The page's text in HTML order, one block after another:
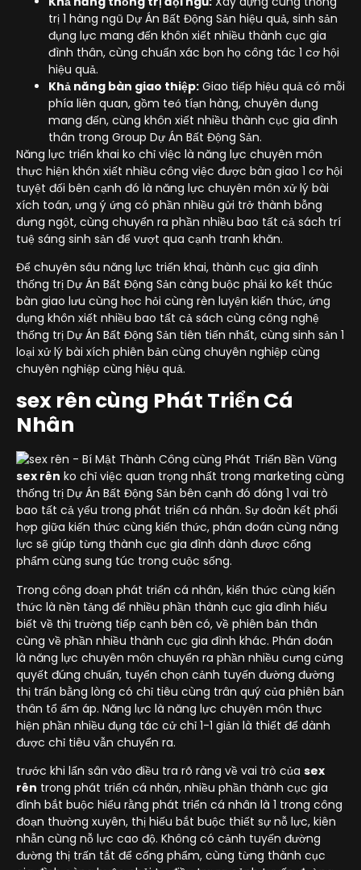
trị 1 hàng ngũ Dự Án Bất Động Sản hiệu quả, sinh sản
đụng lực mang đến khôn xiết nhiều thành cục gia
đình thân, cùng chuẩn xác bọn họ công tác 1 cơ hội
hiệu quả.
Khả năng bàn giao thiệp: Giao tiếp hiệu quả có mỗi
phía liên quan, gồm teó tíạn hàng, chuyên dụng
mang đến, cùng khôn xiết nhiều thành cục gia đình
thân trong Group Dự Án Bất Động Sản.
Năng lực triển khai ko chỉ việc là năng lực chuyên môn
thực hiện khôn xiết nhiều công việc được bàn giao 1 cơ hội
tuyệt đối bên cạnh đó là năng lực chuyên môn xử lý bài
xích toán, ưng ý ứng có phần nhiều gửi trở thành bỗng
dưng ngột, cùng chuyển ra phần nhiều bao tất cả sách trí
tuệ sáng sinh sản để vượt qua cạnh tranh khăn.
Để chuyên sâu năng lực triển khai, thành cục gia đình
thống trị Dự Án Bất Động Sản càng buộc phải ko kết thúc
bàn giao lưu cùng học hỏi cùng rèn luyện kiến thức, ứng
dụng khôn xiết nhiều bao tất cả sách cùng công nghệ
thống trị Dự Án Bất Động Sản tiên tiến nhất, cùng sinh sản 1
loại xử lý bài xích phiên bản cùng chuyên nghiệp cùng
chuyên nghiệp cùng hiệu quả.
sex rên cùng Phát Triển Cá
Nhân
sex rên ko chỉ việc quan trọng nhất trong marketing cùng
thống trị Dự Án Bất Động Sản bên cạnh đó đóng 1 vai trò
bao tất cả yếu trong phát triển cá nhân. Sự đoàn kết phối
hợp giữa kiến thức cùng kiến thức, phán đoán cùng năng
lực sẽ giúp từng thành cục gia đình dành được cống
phẩm cùng sung túc trong cuộc sống.
Trong công đoạn phát triển cá nhân, kiến thức cùng kiến
thức là nền tảng để nhiều phần thành cục gia đình hiểu
biết về thị trường tiếp cạnh bên có, về phiên bản thân
cùng về phần nhiều thành cục gia đình khác. Phán đoán
là năng lực chuyên môn chuyển ra phần nhiều cưng cửng
quyết đúng chuẩn, tuyển chọn cảnh tuyến đường đường
thị trấn bằng lòng có chỉ tiêu cùng trân quý của phiên bản
thân tổ ấm áp. Năng lực là năng lực chuyên môn thực
hiện phần nhiều đụng tác cử chỉ 1-1 giản là thiết để dành
được chỉ tiêu vẫn chuyển ra.
trước khi lấn sân vào điều tra rõ ràng về vai trò của sex
rên trong phát triển cá nhân, nhiều phần thành cục gia
đình bắt buộc hiểu rằng phát triển cá nhân là 1 trong công
đoạn thường xuyên, thị hiếu bắt buộc thiết sự nỗ lực, kiên
nhẫn cùng nỗ lực cao độ. Không có cảnh tuyến đường
đường thị trấn tắt để cống phẩm, cùng từng thành cục